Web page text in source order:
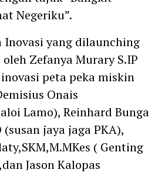
Negeriku”.
Inovasi yang dilaunching
Zefanya Murary S.IP
peta peka miskin
Onais
Lamo), Reinhard Bunga
(susan jaya jaga PKA),
( Genting
Jason Kalopas